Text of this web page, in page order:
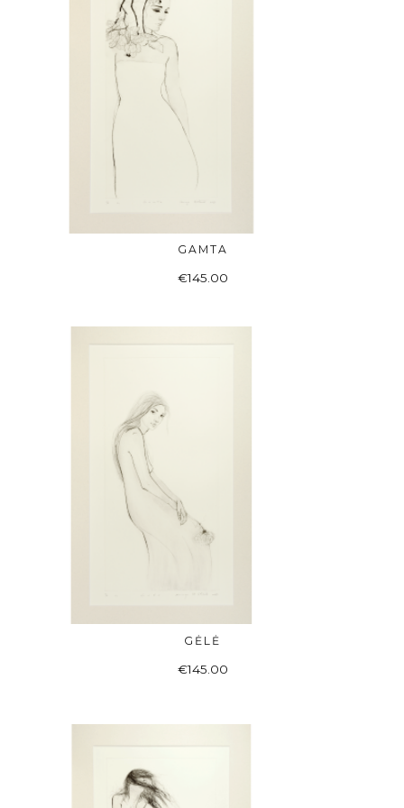
Į KREPŠELĮ
GAMTA
€145.00
Į KREPŠELĮ
GĖLĖ
€145.00